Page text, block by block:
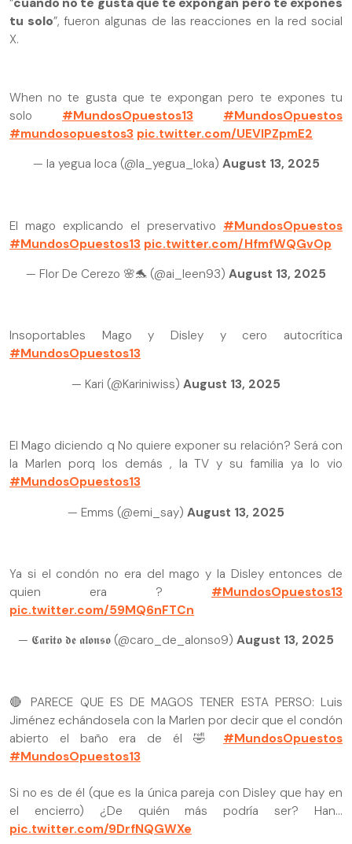
tu solo”, fueron algunas de las reacciones en la red social
X.
When no te gusta que te expongan pero te expones tu
solo #MundosOpuestos13
#MundosOpuestos
#mundosopuestos3 pic.twitter.com/UEVlPZpmE2
— la yegua loca (@la_yegua_loka) August 13, 2025
El mago explicando el preservativo #MundosOpuestos
#MundosOpuestos13 pic.twitter.com/HfmfWQGvOp
— Flor De Cerezo 🌸🐬 (@ai_leen93) August 13, 2025
Insoportables Mago y Disley y cero autocrítica
#MundosOpuestos13
— Kari (@Kariniwiss) August 13, 2025
El Mago diciendo q No quiere exponer su relación? Será con
la Marlen porq los demás , la TV y su familia ya lo vio
#MundosOpuestos13
— Emms (@emi_say) August 13, 2025
Ya si el condón no era del mago y la Disley entonces de
quien era ? #MundosOpuestos13
pic.twitter.com/59MQ6nFTCn
— 𝕮𝖆𝖗𝖎𝖙𝖔 𝖉𝖊 𝖆𝖑𝖔𝖓𝖘𝖔 (@caro_de_alonso9) August 13, 2025
🔴 PARECE QUE ES DE MAGOS TENER ESTA PERSO: Luis
Jiménez echándosela con la Marlen por decir que el condón
abierto el baño era de él 🤣 #MundosOpuestos
#MundosOpuestos13
Si no es de él (que es la única pareja con Disley que hay en
el encierro) ¿De quién más podría ser? Han…
pic.twitter.com/9DrfNQGWXe